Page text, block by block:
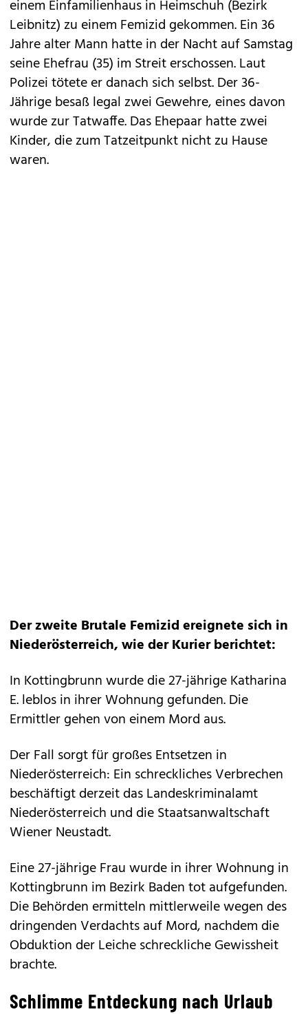
einem Einfamilienhaus in Heimschuh (Bezirk
Leibnitz) zu einem Femizid gekommen. Ein 36
Jahre alter Mann hatte in der Nacht auf Samstag
seine Ehefrau (35) im Streit erschossen. Laut
Polizei tötete er danach sich selbst. Der 36-
Jährige besaß legal zwei Gewehre, eines davon
wurde zur Tatwaffe. Das Ehepaar hatte zwei
Kinder, die zum Tatzeitpunkt nicht zu Hause
waren.
Der zweite Brutale Femizid ereignete sich in
Niederösterreich, wie der Kurier berichtet:
In Kottingbrunn wurde die 27-jährige Katharina
E. leblos in ihrer Wohnung gefunden. Die
Ermittler gehen von einem Mord aus.
Der Fall sorgt für großes Entsetzen in
Niederösterreich: Ein schreckliches Verbrechen
beschäftigt derzeit das Landeskriminalamt
Niederösterreich und die Staatsanwaltschaft
Wiener Neustadt.
Eine 27-jährige Frau wurde in ihrer Wohnung in
Kottingbrunn im Bezirk Baden tot aufgefunden.
Die Behörden ermitteln mittlerweile wegen des
dringenden Verdachts auf Mord, nachdem die
Obduktion der Leiche schreckliche Gewissheit
brachte.
Schlimme Entdeckung nach Urlaub